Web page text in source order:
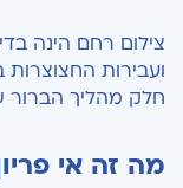
צילום רחם הינה
ועבירות
חלק מהליך הברור
מה זה אי